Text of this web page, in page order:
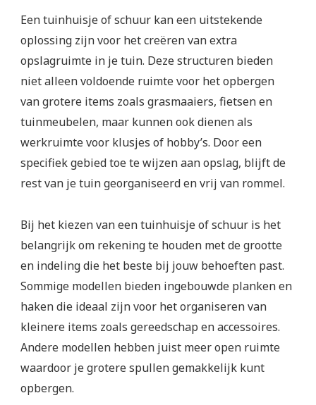
Een tuinhuisje of schuur kan een uitstekende
oplossing zijn voor het creëren van extra
opslagruimte in je tuin. Deze structuren bieden
niet alleen voldoende ruimte voor het opbergen
van grotere items zoals grasmaaiers, fietsen en
tuinmeubelen, maar kunnen ook dienen als
werkruimte voor klusjes of hobby’s. Door een
specifiek gebied toe te wijzen aan opslag, blijft de
rest van je tuin georganiseerd en vrij van rommel.
Bij het kiezen van een tuinhuisje of schuur is het
belangrijk om rekening te houden met de grootte
en indeling die het beste bij jouw behoeften past.
Sommige modellen bieden ingebouwde planken en
haken die ideaal zijn voor het organiseren van
kleinere items zoals gereedschap en accessoires.
Andere modellen hebben juist meer open ruimte
waardoor je grotere spullen gemakkelijk kunt
opbergen.